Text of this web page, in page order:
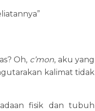
Oh, c’mon, aku yang
kalimat tidak
fisik dan tubuh